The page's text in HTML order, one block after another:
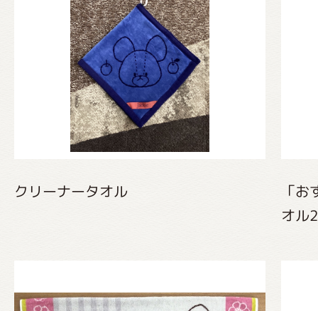
クリーナータオル
「
オル